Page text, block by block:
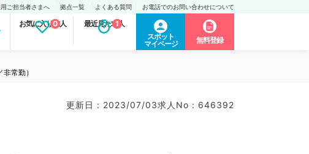
ご担当者さまへ 拠点一覧 よくある質問 お電話でのお問い合わせについて
お気に入り求人
0 最近見た求人
1
スポット
マイページ
無料登録
常勤）
更新日 : 2023/07/03求人No : 646392